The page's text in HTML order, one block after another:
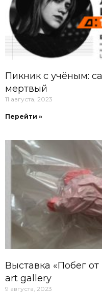
Пикник с учёным:
мертвый
11 августа, 2023
Перейти »
Выставка «Побег
art gallery
9 августа, 2023